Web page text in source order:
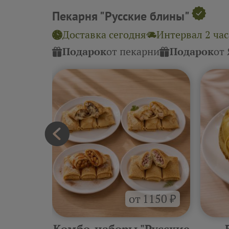
Пекарня "Русские блины"
Доставка сегодня Интервал 2
Подарокот пекарни Подарокот
от 1150 ₽